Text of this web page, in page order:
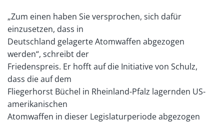
„Zum einen haben Sie versprochen, sich dafür
einzusetzen, dass in
Deutschland gelagerte Atomwaffen abgezogen
werden“, schreibt der
Friedenspreis. Er hofft auf die Initiative von Schulz,
dass die auf dem
Fliegerhorst Büchel in Rheinland-Pfalz lagernden US-
amerikanischen
Atomwaffen in dieser Legislaturperiode abgezogen